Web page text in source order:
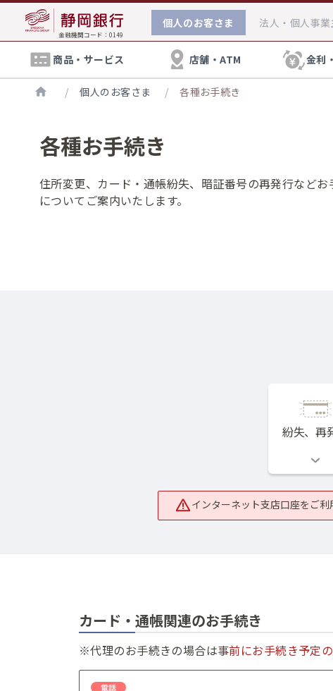
金融機関コード：0149
個人のお客さま 法人・個人事業
商品・サービス 店舗・ATM 金利
インターネット支店の手数料
住宅ローンに関するご相談を無料で承っております
ます。お気軽にご来店ください。
年金の受け取りから定年後の働き方まで、わかりやす
通常店舗の口座
お手続き方法へ
: 郵送で住所・電話番号
/ 個人のお客さま / 各種お手続き
各種お手続き
住所変更、カード・通帳紛失、暗証番号の再発行などお
についてご案内いたします。
紛失、再
インターネット支店口座をご利
カード・通帳関連のお手続き
※代理のお手続きの場合は事前にお手続き予定